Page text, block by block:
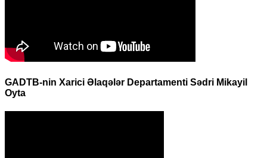
GADTB-nin Xarici Əlaqələr Departamenti Sədri Mikayil
Oyta